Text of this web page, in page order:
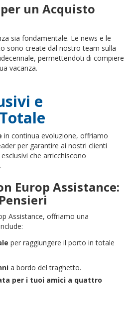
un Acquisto
sia fondamentale. Le news e le
sono create dal nostro team sulla
permettendoti di compiere
vacanza.
e
in continua evoluzione, offriamo
per garantire ai nostri clienti
che arricchiscono
Europ Assistance:
Assistance, offriamo una
per raggiungere il porto in totale
a bordo del traghetto.
per i tuoi amici a quattro